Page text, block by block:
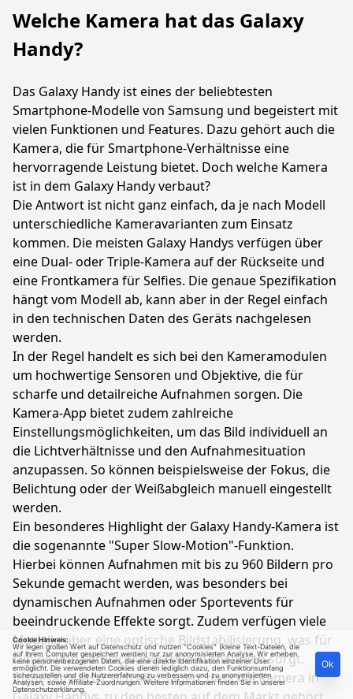
Welche Kamera hat das Galaxy
Handy?
Das Galaxy Handy ist eines der beliebtesten
Smartphone-Modelle von Samsung und begeistert mit
vielen Funktionen und Features. Dazu gehört auch die
Kamera, die für Smartphone-Verhältnisse eine
hervorragende Leistung bietet. Doch welche Kamera
ist in dem Galaxy Handy verbaut?
Die Antwort ist nicht ganz einfach, da je nach Modell
unterschiedliche Kameravarianten zum Einsatz
kommen. Die meisten Galaxy Handys verfügen über
eine Dual- oder Triple-Kamera auf der Rückseite und
eine Frontkamera für Selfies. Die genaue Spezifikation
hängt vom Modell ab, kann aber in der Regel einfach
in den technischen Daten des Geräts nachgelesen
werden.
In der Regel handelt es sich bei den Kameramodulen
um hochwertige Sensoren und Objektive, die für
scharfe und detailreiche Aufnahmen sorgen. Die
Kamera-App bietet zudem zahlreiche
Einstellungsmöglichkeiten, um das Bild individuell an
die Lichtverhältnisse und den Aufnahmesituation
anzupassen. So können beispielsweise der Fokus, die
Belichtung oder der Weißabgleich manuell eingestellt
werden.
Ein besonderes Highlight der Galaxy Handy-Kamera ist
die sogenannte "Super Slow-Motion"-Funktion.
Hierbei können Aufnahmen mit bis zu 960 Bildern pro
Sekunde gemacht werden, was besonders bei
dynamischen Aufnahmen oder Sportevents für
beeindruckende Effekte sorgt. Zudem verfügen viele
Modelle über eine optische Bildstabilisierung, was für
ruhige und verwacklungsfreie Aufnahmen sorgt.
Insgesamt lässt sich also sagen, dass die Kamera in
Cookie Hinweis:
Wir legen großen Wert auf Datenschutz und nutzen "Cookies" (kleine Text-Dateien, die
auf Ihrem Computer gespeichert werden) nur zur anonymisierten Analyse. Wir erheben
keine personenbezogenen Daten, die eine direkte Identifikation einzelner User
ermöglicht. Die verwendeten Cookies dienen lediglich dazu, den Funktionsumfang
sicherzustellen und die Nutzererfahrung zu verbessern und zu anonymisierten
Analysen, sowie Affiliate-Zuordnungen. Weitere Informationen finden Sie in unserer
Datenschutzerklärung
Ok